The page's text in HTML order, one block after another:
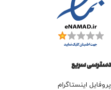
دسترسی سریع
پروفایل اینستاگرام